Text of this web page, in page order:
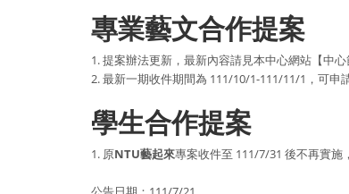
專業藝文合作提案
1. 提案辦法更新，最新內容請見本中心網站【中
2. 最新一期收件期間為 111/10/1-111/11/1，可申
學生合作提案
1. 原NTU藝起來專案收件至 111/7/31 後不再實施